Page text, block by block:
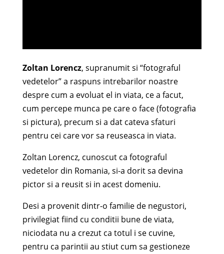
Zoltan Lorencz, supranumit si “fotograful
vedetelor” a raspuns intrebarilor noastre
despre cum a evoluat el in viata, ce a facut,
cum percepe munca pe care o face (fotografia
si pictura), precum si a dat cateva sfaturi
pentru cei care vor sa reuseasca in viata.
Zoltan Lorencz, cunoscut ca fotograful
vedetelor din Romania, si-a dorit sa devina
pictor si a reusit si in acest domeniu.
Desi a provenit dintr-o familie de negustori,
privilegiat fiind cu conditii bune de viata,
niciodata nu a crezut ca totul i se cuvine,
pentru ca parintii au stiut cum sa gestioneze